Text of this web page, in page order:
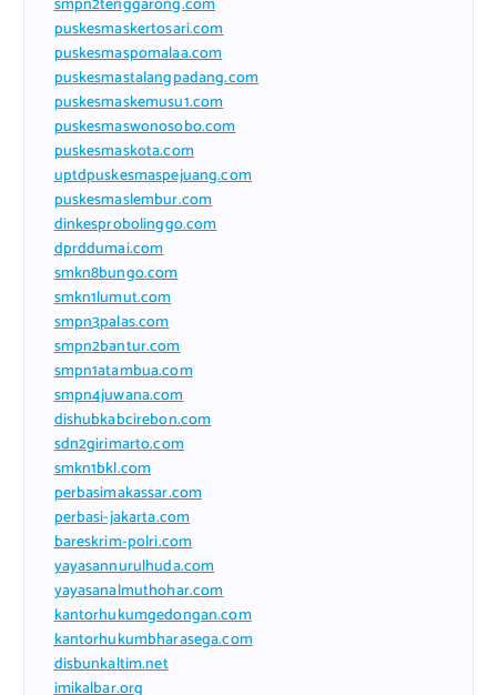
smpn2tenggarong.com
puskesmaskertosari.com
puskesmaspomalaa.com
puskesmastalangpadang.com
puskesmaskemusu1.com
puskesmaswonosobo.com
puskesmaskota.com
uptdpuskesmaspejuang.com
puskesmaslembur.com
dinkesprobolinggo.com
dprddumai.com
smkn8bungo.com
smkn1lumut.com
smpn3palas.com
smpn2bantur.com
smpn1atambua.com
smpn4juwana.com
dishubkabcirebon.com
sdn2girimarto.com
smkn1bkl.com
perbasimakassar.com
perbasi-jakarta.com
bareskrim-polri.com
yayasannurulhuda.com
yayasanalmuthohar.com
kantorhukumgedongan.com
kantorhukumbharasega.com
disbunkaltim.net
imikalbar.org